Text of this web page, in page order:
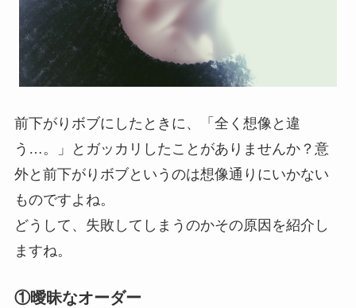
前下がりボブにしたときに、「全く想像と違
う…。」とガッカリしたことがありませんか？意
外と前下がりボブというのは想像通りにいかない
ものですよね。
どうして、失敗してしまうのかその原因を紹介し
ますね。
①曖昧なオーダー